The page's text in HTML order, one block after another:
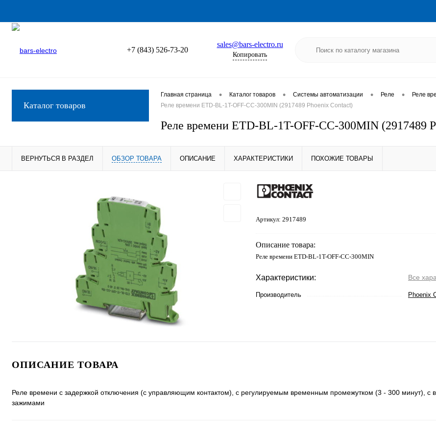
+7 (843) 526-73-20
sales@bars-electro.ru
Копировать
Каталог товаров
Главная страница • Каталог товаров • Системы автоматизации • Реле • Реле
Реле времени ETD-BL-1T-OFF-CC-300MIN (2917489 Phoenix Contact)
Реле времени ETD-BL-1T-OFF-CC-300MIN (2917489
ВЕРНУТЬСЯ В РАЗДЕЛ ОБЗОР ТОВАРА ОПИСАНИЕ ХАРАКТЕРИСТИКИ ПОХОЖИЕ ТОВАРЫ
Артикул: 2917489
Описание товара:
Реле времени ETD-BL-1T-OFF-CC-300MIN
Характеристики: Все
Производитель Phoenix
ОПИСАНИЕ ТОВАРА
Реле времени с задержкой отключения (с управляющим контактом), с регулируемым временным промежутком (3 - 300 минут), с
зажимами